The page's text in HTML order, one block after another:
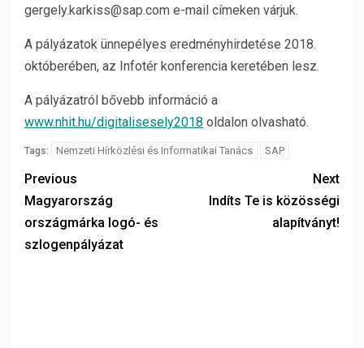
gergely.karkiss@sap.com e-mail címeken várjuk.
A pályázatok ünnepélyes eredményhirdetése 2018.
októberében, az Infotér konferencia keretében lesz.
A pályázatról bővebb információ a
www.nhit.hu/digitalisesely2018 oldalon olvasható.
Tags: Nemzeti Hírközlési és Informatikai Tanács SAP
Previous
Magyarország
országmárka logó- és
szlogenpályázat
Next
Indíts Te is közösségi
alapítványt!